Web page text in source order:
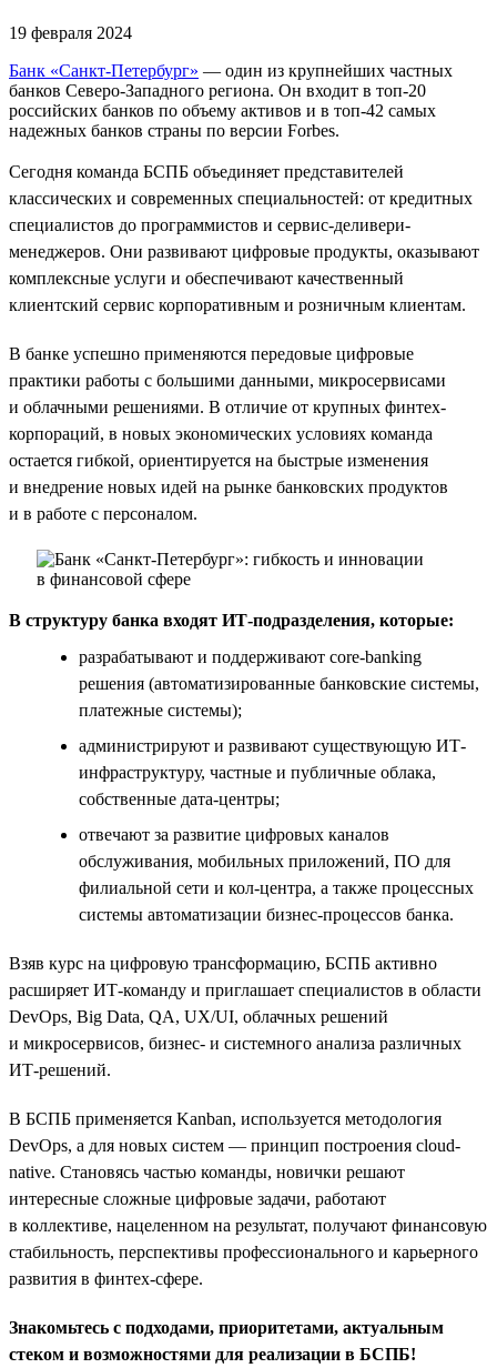
19 февраля 2024
Банк «Санкт-Петербург» — один из крупнейших частных
банков Северо-Западного региона. Он входит в топ-20
российских банков по объему активов и в топ-42 самых
надежных банков страны по версии Forbes.
Сегодня команда БСПБ объединяет представителей
классических и современных специальностей: от кредитных
специалистов до программистов и сервис-деливери-
менеджеров. Они развивают цифровые продукты, оказывают
комплексные услуги и обеспечивают качественный
клиентский сервис корпоративным и розничным клиентам.
В банке успешно применяются передовые цифровые
практики работы с большими данными, микросервисами
и облачными решениями. В отличие от крупных финтех-
корпораций, в новых экономических условиях команда
остается гибкой, ориентируется на быстрые изменения
и внедрение новых идей на рынке банковских продуктов
и в работе с персоналом.
В структуру банка входят ИТ-подразделения, которые:
разрабатывают и поддерживают core-banking
решения (автоматизированные банковские системы,
платежные системы);
администрируют и развивают существующую ИТ-
инфраструктуру, частные и публичные облака,
собственные дата-центры;
отвечают за развитие цифровых каналов
обслуживания, мобильных приложений, ПО для
филиальной сети и кол-центра, а также процессных
системы автоматизации бизнес-процессов банка.
Взяв курс на цифровую трансформацию, БСПБ активно
расширяет ИТ-команду и приглашает специалистов в области
DevOps, Big Data, QA, UX/UI, облачных решений
и микросервисов, бизнес- и системного анализа различных
ИТ-решений.
В БСПБ применяется Kanban, используется методология
DevOps, а для новых систем — принцип построения cloud-
native. Становясь частью команды, новички решают
интересные сложные цифровые задачи, работают
в коллективе, нацеленном на результат, получают финансовую
стабильность, перспективы профессионального и карьерного
развития в финтех-сфере.
Знакомьтесь с подходами, приоритетами, актуальным
стеком и возможностями для реализации в БСПБ!